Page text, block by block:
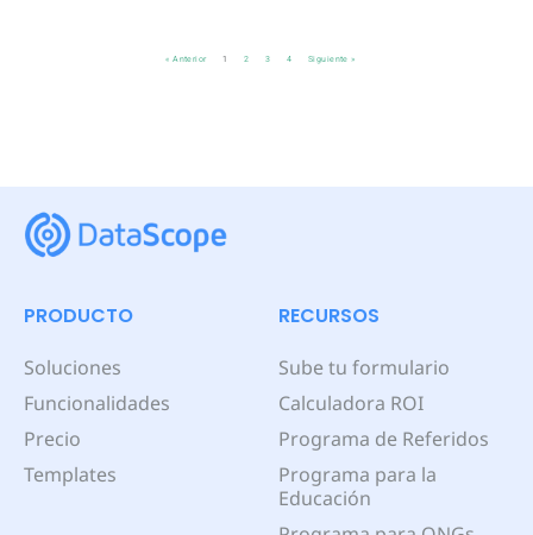
« Anterior 1 2 3 4 Siguiente »
PRODUCTO
Soluciones
Funcionalidades
Precio
Templates
RECURSOS
Sube tu formulario
Calculadora ROI
Programa de Referidos
Programa para la
Educación